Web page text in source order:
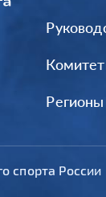
Регионы
спорта России